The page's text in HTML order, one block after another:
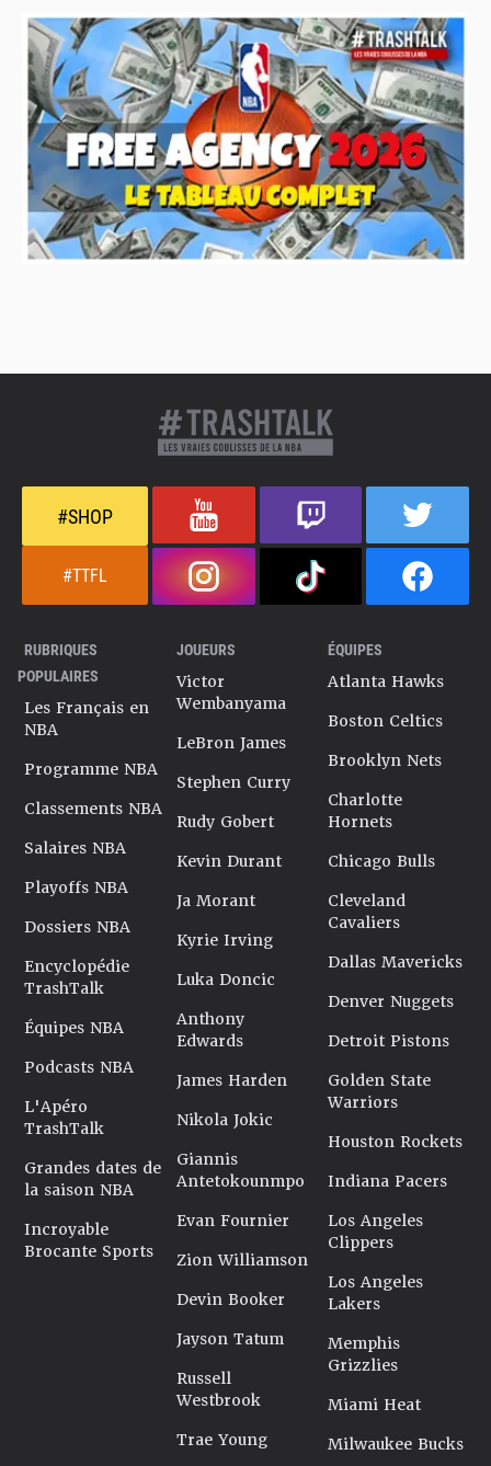
#SHOP
#TTFL
RUBRIQUES
POPULAIRES
Les Français en
NBA
Programme NBA
Classements NBA
Salaires NBA
Playoffs NBA
Dossiers NBA
Encyclopédie
TrashTalk
Équipes NBA
Podcasts NBA
L'Apéro
TrashTalk
Grandes dates de
la saison NBA
Incroyable
Brocante Sports
JOUEURS
Victor
Wembanyama
LeBron James
Stephen Curry
Rudy Gobert
Kevin Durant
Ja Morant
Kyrie Irving
Luka Doncic
Anthony
Edwards
James Harden
Nikola Jokic
Giannis
Antetokounmpo
Evan Fournier
Zion Williamson
Devin Booker
Jayson Tatum
Russell
Westbrook
Trae Young
ÉQUIPES
Atlanta Hawks
Boston Celtics
Brooklyn Nets
Charlotte
Hornets
Chicago Bulls
Cleveland
Cavaliers
Dallas Mavericks
Denver Nuggets
Detroit Pistons
Golden State
Warriors
Houston Rockets
Indiana Pacers
Los Angeles
Clippers
Los Angeles
Lakers
Memphis
Grizzlies
Miami Heat
Milwaukee Bucks